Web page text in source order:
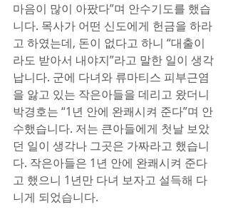
마음이 많이 아팠다”며 안수기도를 했습
니다. 목사가 어떤 신도에게 헌금을 하라
고 하였는데, 돈이 없다고 하니 “대출이
라도 받아서 내야지”라고 말한 일이 생각
납니다. 군에 다녀와 류마티스 피부근염
을 앓고 있는 작은아들을 데리고 왔더니
박경호는 “1년 안에 완쾌시켜 준다”며 안
수했습니다. 저는 큰아들에게 첫날 보았
던 일이 생각나 그곳은 가짜라고 했습니
다. 작은아들은 1년 안에 완쾌시켜 준다
고 했으니 1년만 다녀 보자고 설득해 다
니게 되었습니다.